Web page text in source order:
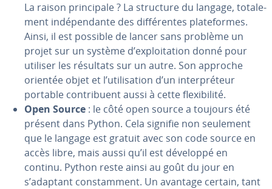
La raison prin­ci­pale ? La structure du langage, to­ta­le­
ment in­dé­pen­dante des dif­fé­rentes pla­te­formes.
Ainsi, il est possible de lancer sans problème un
projet sur un système d’ex­ploi­ta­tion donné pour
utiliser les résultats sur un autre. Son approche
orientée objet et l’uti­li­sa­tion d’un in­ter­pré­teur
portable con­tri­buent aussi à cette flexi­bi­lité.
Open Source : le côté open source a toujours été
présent dans Python. Cela signifie non seulement
que le langage est gratuit avec son code source en
accès libre, mais aussi qu’il est développé en
continu. Python reste ainsi au goût du jour en
s’adaptant cons­tam­ment. Un avantage certain, tant